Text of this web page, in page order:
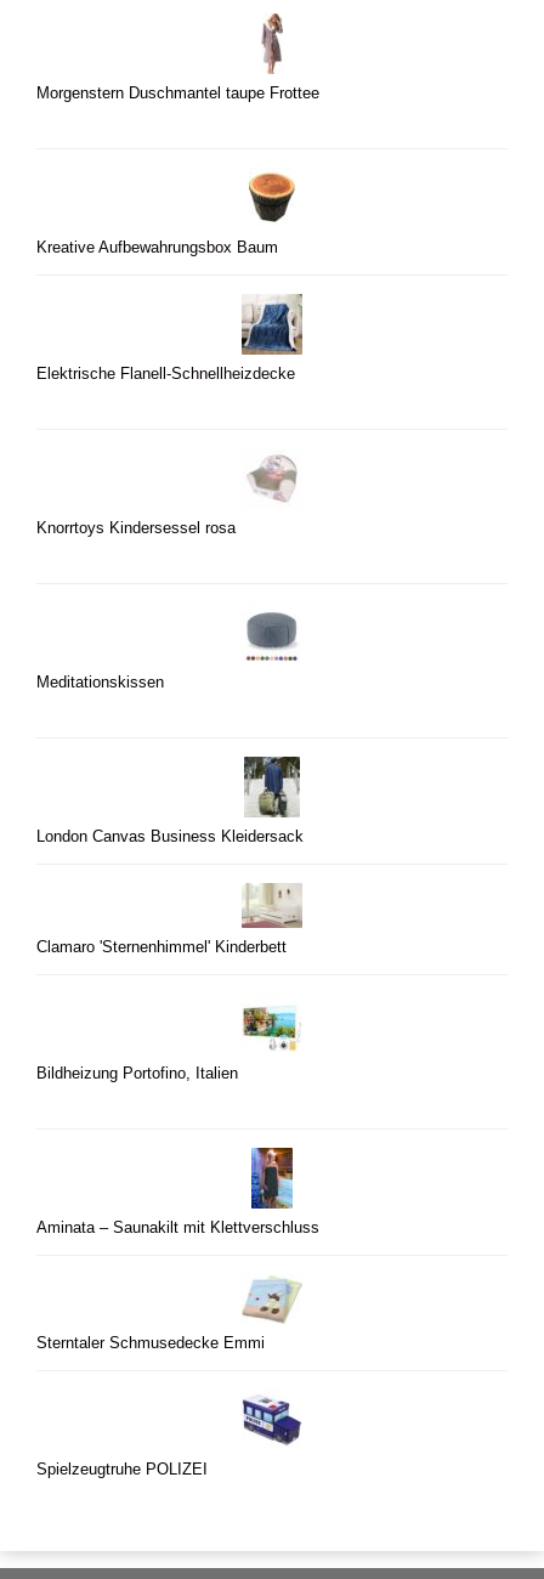
Morgenstern Duschmantel taupe Frottee
Kreative Aufbewahrungsbox Baum
Elektrische Flanell-Schnellheizdecke
Knorrtoys Kindersessel rosa
Meditationskissen
London Canvas Business Kleidersack
Clamaro 'Sternenhimmel' Kinderbett
Bildheizung Portofino, Italien
Aminata – Saunakilt mit Klettverschluss
Sterntaler Schmusedecke Emmi
Spielzeugtruhe POLIZEI